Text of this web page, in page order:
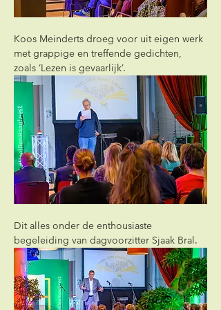
Koos Meinderts droeg voor uit eigen werk
met grappige en treffende gedichten,
zoals ‘Lezen is gevaarlijk’.
Dit alles onder de enthousiaste
begeleiding van dagvoorzitter Sjaak Bral.